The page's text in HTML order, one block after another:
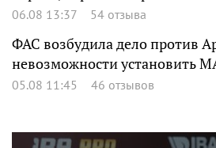
06.08 13:37 54 отзыва
ФАС возбудила дело против
невозможности установить
05.08 11:45 46 отзывов